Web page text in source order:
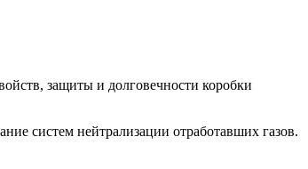
защиты и долговечности коробки
систем нейтрализации отработавших газов.